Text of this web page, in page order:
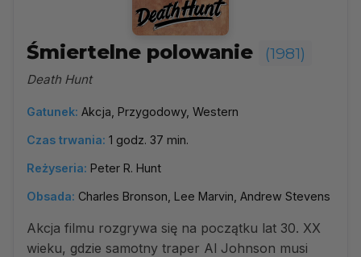
Śmiertelne polowanie (1981)
Death Hunt
Gatunek: Akcja, Przygodowy, Western
Czas trwania: 1 godz. 37 min.
Reżyseria: Peter R. Hunt
Obsada: Charles Bronson, Lee Marvin, Andrew Stevens
Akcja filmu rozgrywa się na początku lat 30. XX
wieku, gdzie samotny traper Al Johnson musi